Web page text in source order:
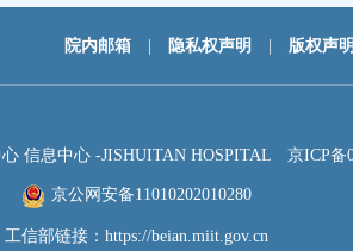
院内邮箱 隐私权声明 版权声明
信息中心 -JISHUITAN HOSPITAL 京ICP备
京公网安备11010202010280
工信部链接： https://beian.miit.gov.cn